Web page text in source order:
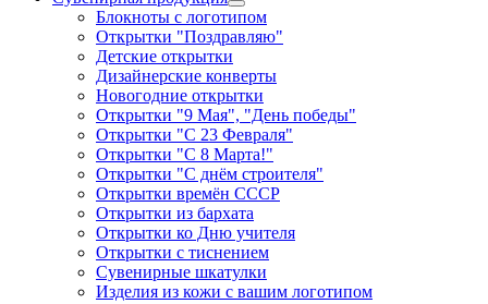
Блокноты с логотипом
Открытки "Поздравляю"
Детские открытки
Дизайнерские конверты
Новогодние открытки
Открытки "9 Мая", "День победы"
Открытки "С 23 Февраля"
Открытки "С 8 Марта!"
Открытки "С днём строителя"
Открытки времён СССР
Открытки из бархата
Открытки ко Дню учителя
Открытки с тиснением
Сувенирные шкатулки
Изделия из кожи с вашим логотипом